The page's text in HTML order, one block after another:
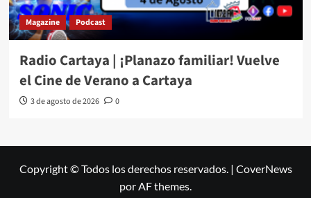
Magazine Podcast
Radio Cartaya | ¡Planazo familiar! Vuelve
el Cine de Verano a Cartaya
3 de agosto de 2026 0
Copyright © Todos los derechos reservados. | CoverNews
por AF themes.